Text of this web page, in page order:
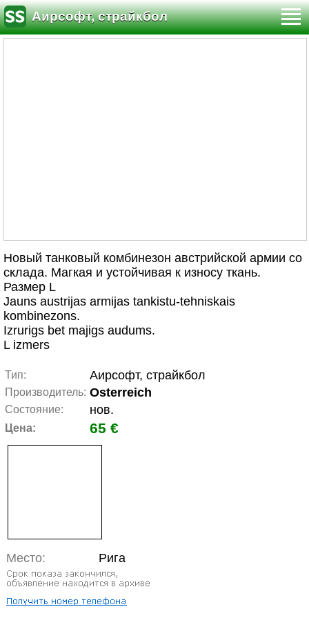
Аирсофт, страйкбол
Новый танковый комбинезон австрийской армии со
склада. Магкая и устойчивая к износу ткань.
Размер L
Jauns austrijas armijas tankistu-tehniskais
kombinezons.
Izrurigs bet majigs audums.
L izmers
Тип: Аирсофт, страйкбол
Производитель: Osterreich
Состояние: нов.
Цена: 65 €
Место: Рига